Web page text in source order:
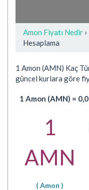
Amon Fiyatı Nedir ›
Hesaplama
1 Amon (AMN) Kaç
güncel kurlara göre
1 Amon (AMN) =
1
AMN
( Amon )